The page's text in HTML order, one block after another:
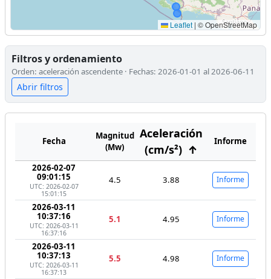
Leaflet | © OpenStreetMap
Filtros y ordenamiento
Orden: aceleración ascendente · Fechas: 2026-01-01 al 2026-06-11
Abrir filtros
Fecha
Magnitud
(Mw)
Aceleración
(cm/s²) ↑
Informe
2026-02-07
09:01:15
UTC: 2026-02-07
15:01:15
4.5 3.88 Informe
2026-03-11
10:37:16
UTC: 2026-03-11
16:37:16
5.1 4.95 Informe
2026-03-11
10:37:13
UTC: 2026-03-11
16:37:13
5.5 4.98 Informe